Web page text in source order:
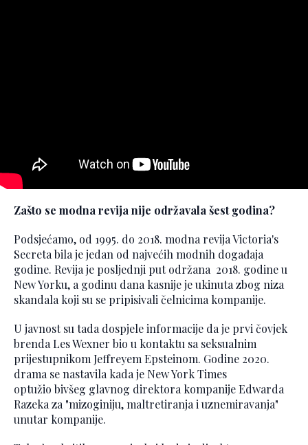
Zašto se modna revija nije održavala šest godina?
Podsjećamo, od 1995. do 2018. modna revija Victoria's
Secreta bila je jedan od najvećih modnih događaja
godine. Revija je posljednji put održana 2018. godine u
New Yorku, a godinu dana kasnije je ukinuta zbog niza
skandala koji su se pripisivali čelnicima kompanije.
U javnost su tada dospjele informacije da je prvi čovjek
brenda Les Wexner bio u kontaktu sa seksualnim
prijestupnikom Jeffreyem Epsteinom. Godine 2020.
drama se nastavila kada je New York Times
optužio bivšeg glavnog direktora kompanije Edwarda
Razeka za "mizoginiju, maltretiranja i uznemiravanja"
unutar kompanije.